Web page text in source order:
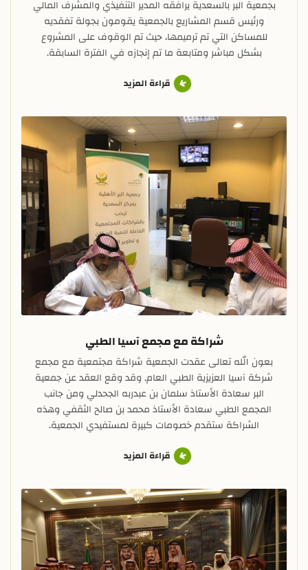
بجمعية البر بالسعدية يرافقه المدير التنفيذي والمشرف المالي
ورئيس قسم المشاريع بالجمعية يقومون بجولة تفقديه
للمساكن التي تم ترميمها، حيث تم الوقوف على المشروع
بشكل مباشر ومتابعة ما تم إنجازه في الفترة السابقة.
قراءة المزيد
شراكة مع مجمع آسيا الطبي
بعون الله تعالى عقدت الجمعية شراكة مجتمعية مع مجمع
شركة آسيا العزيزية الطبي العام. وقد وقع العقد عن جمعية
البر سعادة الأستاذ سلمان بن عبدربه الجحدلي ومن جانب
المجمع الطبي سعادة الأستاذ محمد بن صالح الثقفي وهذه
الشراكة ستقدم خصومات كبيرة لمستفيدي الجمعية.
قراءة المزيد